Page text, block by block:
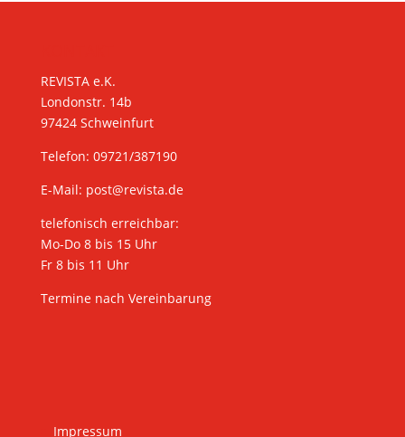
REVISTA e.K.
Londonstr. 14b
97424 Schweinfurt
Telefon: 09721/387190
E-Mail: post@revista.de
telefonisch erreichbar:
Mo-Do 8 bis 15 Uhr
Fr 8 bis 11 Uhr
Termine nach Vereinbarung
Impressum